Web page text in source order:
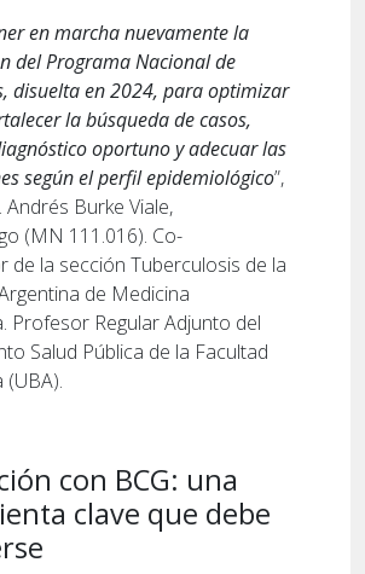
en marcha nuevamente la
del Programa Nacional de
disuelta en 2024, para optimizar
la búsqueda de casos,
oportuno y adecuar las
según el perfil epidemiológico”,
Andrés Burke Viale,
(MN 111.016). Co-
de la sección Tuberculosis de la
de Medicina
Profesor Regular Adjunto del
Salud Pública de la Facultad
(UBA).
con BCG: una
clave que debe